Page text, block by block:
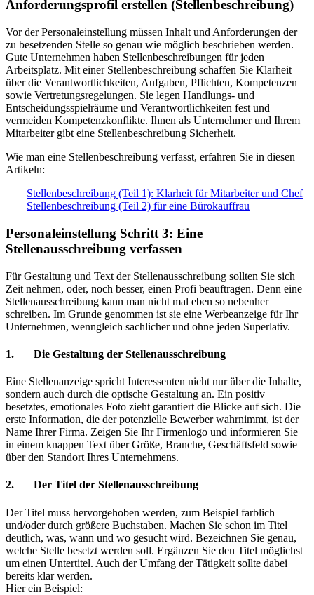
Anforderungsprofil erstellen (Stellenbeschreibung)
Vor der Personaleinstellung müssen Inhalt und Anforderungen der
zu besetzenden Stelle so genau wie möglich beschrieben werden.
Gute Unternehmen haben Stellenbeschreibungen für jeden
Arbeitsplatz. Mit einer Stellenbeschreibung schaffen Sie Klarheit
über die Verantwortlichkeiten, Aufgaben, Pflichten, Kompetenzen
sowie Vertretungsregelungen. Sie legen Handlungs- und
Entscheidungsspielräume und Verantwortlichkeiten fest und
vermeiden Kompetenzkonflikte. Ihnen als Unternehmer und Ihrem
Mitarbeiter gibt eine Stellenbeschreibung Sicherheit.
Wie man eine Stellenbeschreibung verfasst, erfahren Sie in diesen
Artikeln:
Stellenbeschreibung (Teil 1): Klarheit für Mitarbeiter und Chef
Stellenbeschreibung (Teil 2) für eine Bürokauffrau
Personaleinstellung Schritt 3: Eine
Stellenausschreibung verfassen
Für Gestaltung und Text der Stellenausschreibung sollten Sie sich
Zeit nehmen, oder, noch besser, einen Profi beauftragen. Denn eine
Stellenausschreibung kann man nicht mal eben so nebenher
schreiben. Im Grunde genommen ist sie eine Werbeanzeige für Ihr
Unternehmen, wenngleich sachlicher und ohne jeden Superlativ.
1. Die Gestaltung der Stellenausschreibung
Eine Stellenanzeige spricht Interessenten nicht nur über die Inhalte,
sondern auch durch die optische Gestaltung an. Ein positiv
besetztes, emotionales Foto zieht garantiert die Blicke auf sich. Die
erste Information, die der potenzielle Bewerber wahrnimmt, ist der
Name Ihrer Firma. Zeigen Sie Ihr Firmenlogo und informieren Sie
in einem knappen Text über Größe, Branche, Geschäftsfeld sowie
über den Standort Ihres Unternehmens.
2. Der Titel der Stellenausschreibung
Der Titel muss hervorgehoben werden, zum Beispiel farblich
und/oder durch größere Buchstaben. Machen Sie schon im Titel
deutlich, was, wann und wo gesucht wird. Bezeichnen Sie genau,
welche Stelle besetzt werden soll. Ergänzen Sie den Titel möglichst
um einen Untertitel. Auch der Umfang der Tätigkeit sollte dabei
bereits klar werden.
Hier ein Beispiel: